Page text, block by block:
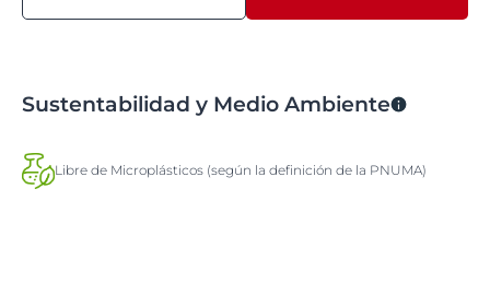
Sustentabilidad y Medio Ambiente
Libre de Microplásticos (según la definición de la PNUMA)